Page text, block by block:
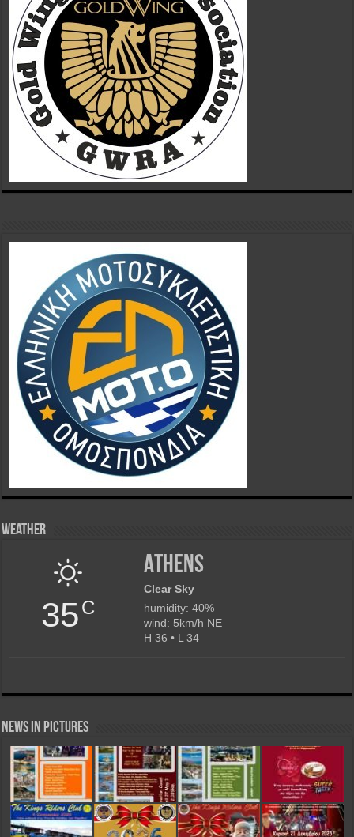
Weather
35C
Athens
Clear Sky
humidity: 40%
wind: 5km/h NE
H 36 • L 34
News in Pictures